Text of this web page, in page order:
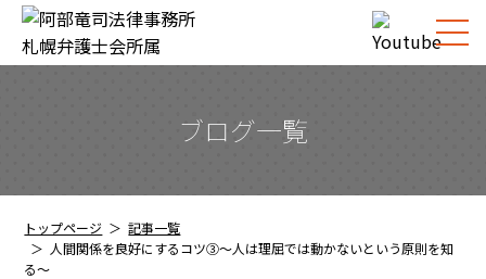
ブログ一覧
トップページ
記事一覧
人間関係を良好にするコツ③～人は理屈では動かないという原則を知
る～